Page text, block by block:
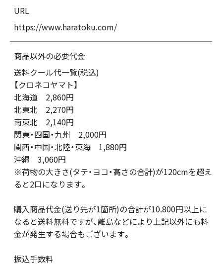
URL
https://www.haratoku.com/
商品以外の必要代金
送料クール代一覧(税込)
【クロネコヤマト】
北海道 2,860円
北東北 2,270円
南東北 2,140円
関東・四国・九州 2,000円
関西・中国・北陸・東海 1,880円
沖縄 3,060円
※荷物の大きさ(タテ・ヨコ・高さの合計)が120cmを超え
ると2口になります。
購入商品代金(送り先が1箇所)の合計が10.800円以上に
なると送料無料ですが、離島などにより上記以外にも料
金が発生する場合もございます。
振込手数料